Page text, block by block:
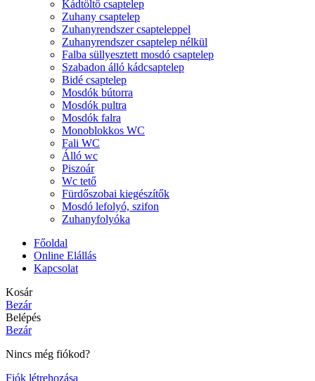
Kádtöltő csaptelep
Zuhany csaptelep
Zuhanyrendszer csapteleppel
Zuhanyrendszer csaptelep nélkül
Falba süllyesztett mosdó csaptelep
Szabadon álló kádcsaptelep
Bidé csaptelep
Mosdók bútorra
Mosdók pultra
Mosdók falra
Monoblokkos WC
Fali WC
Álló wc
Piszoár
Wc tető
Fürdőszobai kiegészítők
Mosdó lefolyó, szifon
Zuhanyfolyóka
Főoldal
Online Elállás
Kapcsolat
Kosár
Bezár
Belépés
Bezár
Nincs még fiókod?
Fiók létrehozása